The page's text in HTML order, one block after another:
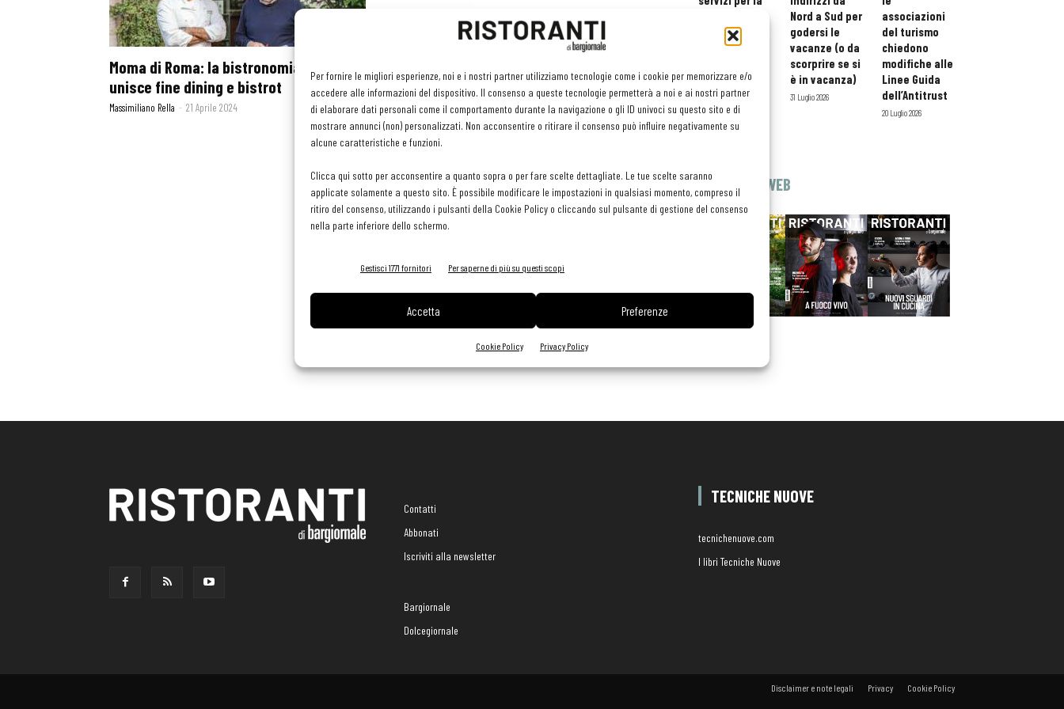
Per fornire le migliori esperienze, noi e i nostri partner utilizziamo tecnologie come i cookie per memorizzare e/o
accedere alle informazioni del dispositivo. Il consenso a queste tecnologie permetterà a noi e ai nostri partner
di elaborare dati personali come il comportamento durante la navigazione o gli ID univoci su questo sito e di
mostrare annunci (non) personalizzati. Non acconsentire o ritirare il consenso può influire negativamente su
alcune caratteristiche e funzioni.
Clicca qui sotto per acconsentire a quanto sopra o per fare scelte dettagliate. Le tue scelte saranno
applicate solamente a questo sito. È possibile modificare le impostazioni in qualsiasi momento, compreso il
ritiro del consenso, utilizzando i pulsanti della Cookie Policy o cliccando sul pulsante di gestione del consenso
nella parte inferiore dello schermo.
Gestisci 1771 fornitori Per saperne di più su questi scopi
Accetta Preferenze
Cookie Policy Privacy Policy
Moma di Roma: la bistronomia che
unisce fine dining e bistrot
Massimiliano Rella - 21 Aprile 2024
orario esteso
e tessera
professionisti
HoReCa
29 Luglio 2026
Nord a Sud per
godersi le
vacanze (o da
scorprire se si
è in vacanza)
31 Luglio 2026
associazioni
del turismo
chiedono
modifiche alle
Linee Guida
dell’Antitrust
20 Luglio 2026
EDICOLA WEB
Contatti
Abbonati
Iscriviti alla newsletter
Bargiornale
Dolcegiornale
TECNICHE NUOVE
tecnichenuove.com
I libri Tecniche Nuove
Disclaimer e note legali Privacy Cookie Policy